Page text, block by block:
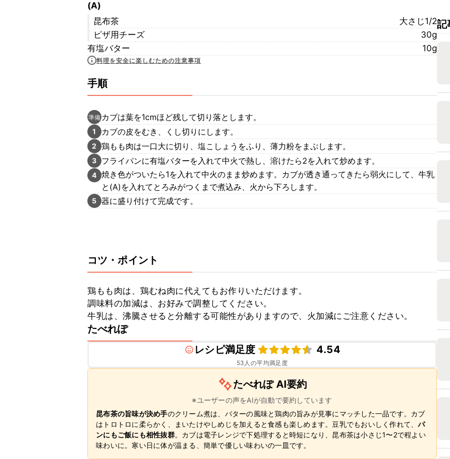
(A)
昆布茶
大さじ1/2
ピザ用チーズ
30g
有塩バター
10g
料理を安全に楽しむための注意事項
手順
準備 カブは葉を1cmほど残して切り落とします。
1 カブの皮をむき、くし切りにします。
2 鶏もも肉は一口大に切り、塩こしょうをふり、薄力粉をまぶします。
3 フライパンに有塩バターを入れて中火で熱し、溶けたら2を入れて炒めます。
4 焼き色がついたら1を入れて中火のまま炒めます。カブが透き通ってきたら弱火にして、牛乳
と(A)を入れてとろみがつくまで煮込み、火から下ろします。
5 器に盛り付けて完成です。
コツ・ポイント
鶏もも肉は、鶏むね肉に代えてもお作りいただけます。
調味料の加減は、お好みで調整してください。
牛乳は、沸騰させると分離する可能性がありますので、火加減にご注意ください。
たべれぽ
レシピ満足度
4.54
53 人の平均満足度
たべれぽ AI要約
※ユーザーの声をAIが自動で要約しています
昆布茶の旨味が決め手のクリーム煮は、バターの風味と鶏肉の旨みが見事にマッチした一品です。カブ
はトロトロに柔らかく、まいたけやしめじを加えると食感も楽しめます。豆乳でもおいしく作れて、パ
ンにもご飯にも相性抜群。カブは電子レンジで下処理すると時短になり、昆布茶は小さじ1〜2で程よい
味わいに。寒い日に体が温まる、簡単で優しい味わいの一皿です。
記